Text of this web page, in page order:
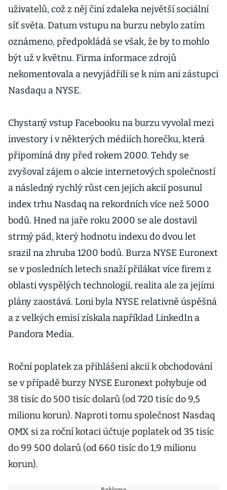
uživatelů, což z něj činí zdaleka největší sociální
síť světa. Datum vstupu na burzu nebylo zatím
oznámeno, předpokládá se však, že by to mohlo
být už v květnu. Firma informace zdrojů
nekomentovala a nevyjádřili se k nim ani zástupci
Nasdaqu a NYSE.
Chystaný vstup Facebooku na burzu vyvolal mezi
investory i v některých médiích horečku, která
připomíná dny před rokem 2000. Tehdy se
zvyšoval zájem o akcie internetových společností
a následný rychlý růst cen jejích akcií posunul
index trhu Nasdaq na rekordních více než 5000
bodů. Hned na jaře roku 2000 se ale dostavil
strmý pád, který hodnotu indexu do dvou let
srazil na zhruba 1200 bodů. Burza NYSE Euronext
se v posledních letech snaží přilákat více firem z
oblasti vyspělých technologií, realita ale za jejími
plány zaostává. Loni byla NYSE relativně úspěšná
a z velkých emisí získala například LinkedIn a
Pandora Media.
Roční poplatek za přihlášení akcií k obchodování
se v případě burzy NYSE Euronext pohybuje od
38 tisíc do 500 tisíc dolarů (od 720 tisíc do 9,5
milionu korun). Naproti tomu společnost Nasdaq
OMX si za roční kotaci účtuje poplatek od 35 tisíc
do 99 500 dolarů (od 660 tisíc do 1,9 milionu
korun).